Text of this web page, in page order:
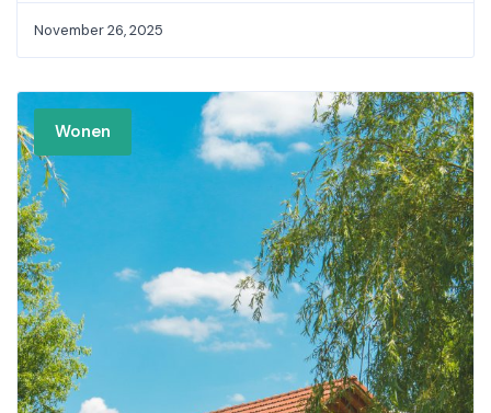
November 26, 2025
Wonen